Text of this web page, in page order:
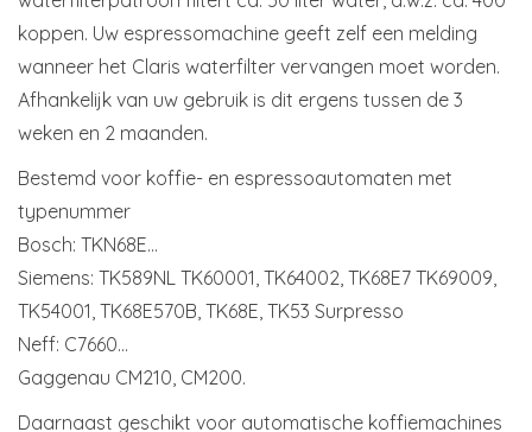
koppen. Uw espressomachine geeft zelf een melding
wanneer het Claris waterfilter vervangen moet worden.
Afhankelijk van uw gebruik is dit ergens tussen de 3
weken en 2 maanden.
Bestemd voor koffie- en espressoautomaten met
typenummer
Bosch: TKN68E…
Siemens: TK589NL TK60001, TK64002, TK68E7 TK69009,
TK54001, TK68E570B, TK68E, TK53 Surpresso
Neff: C7660…
Gaggenau CM210, CM200.
Daarnaast geschikt voor automatische koffiemachines